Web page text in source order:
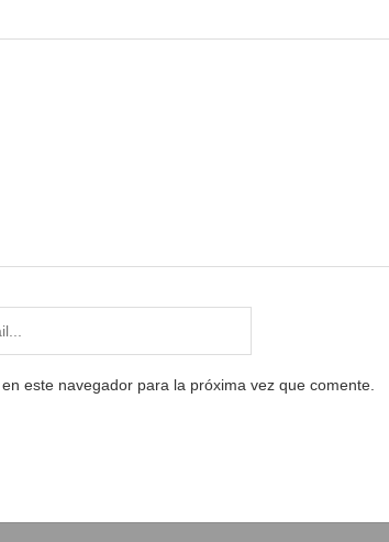
este navegador para la próxima vez que comente.